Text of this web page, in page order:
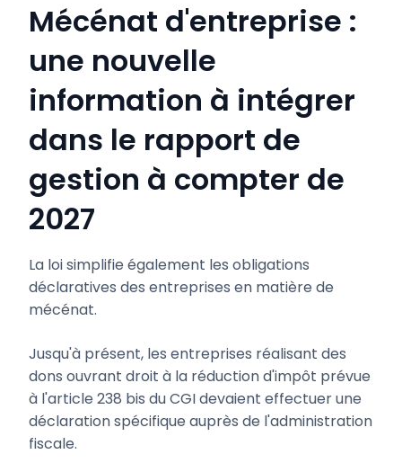
Mécénat d'entreprise :
une nouvelle
information à intégrer
dans le rapport de
gestion à compter de
2027
La loi simplifie également les obligations
déclaratives des entreprises en matière de
mécénat.
Jusqu'à présent, les entreprises réalisant des
dons ouvrant droit à la réduction d'impôt prévue
à l'article 238 bis du CGI devaient effectuer une
déclaration spécifique auprès de l'administration
fiscale.